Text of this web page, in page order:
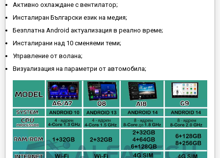
Активно охлаждане с вентилатор;
Инсталиран Български език на медия;
Безплатна Android актуализация в реално време;
Инсталирани над 10 сменяеми теми;
Управление от волана;
Визуализация на параметри от автомобила;